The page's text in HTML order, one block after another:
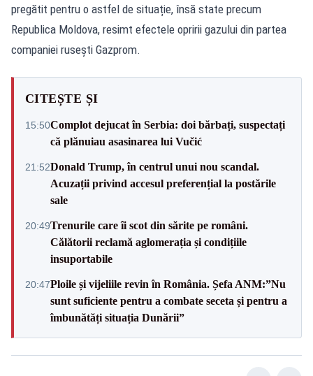
pregătit pentru o astfel de situație, însă state precum
Republica Moldova, resimt efectele opririi gazului din partea
companiei rusești Gazprom.
CITEȘTE ȘI
15:50Complot dejucat în Serbia: doi bărbați, suspectați
că plănuiau asasinarea lui Vučić
21:52Donald Trump, în centrul unui nou scandal.
Acuzații privind accesul preferențial la postările
sale
20:49Trenurile care îi scot din sărite pe români.
Călătorii reclamă aglomerația și condițiile
insuportabile
20:47Ploile și vijeliile revin în România. Șefa ANM:”Nu
sunt suficiente pentru a combate seceta și pentru a
îmbunătăți situația Dunării”